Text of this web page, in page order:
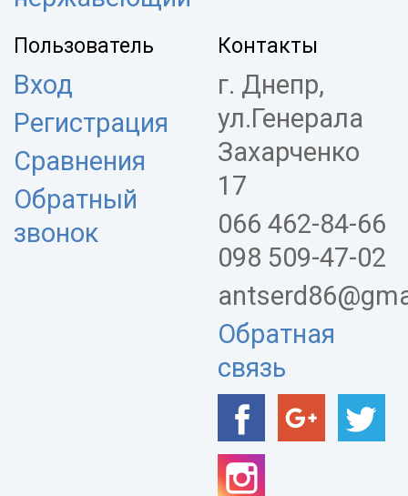
Пользователь
Вход
Регистрация
Сравнения
Обратный
звонок
Контакты
г. Днепр,
ул.Генерала
Захарченко
17
066 462-84-66
098 509-47-02
Обратная
связь